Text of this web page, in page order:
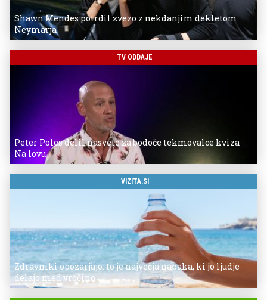
Shawn Mendes potrdil zvezo z nekdanjim dekletom
Neymarja
TV ODDAJE
Peter Poles delil nasvete za bodoče tekmovalce kviza
Na lovu
VIZITA.SI
Zdravniki opozarjajo: to je največja napaka, ki jo ljudje
delajo med vročino